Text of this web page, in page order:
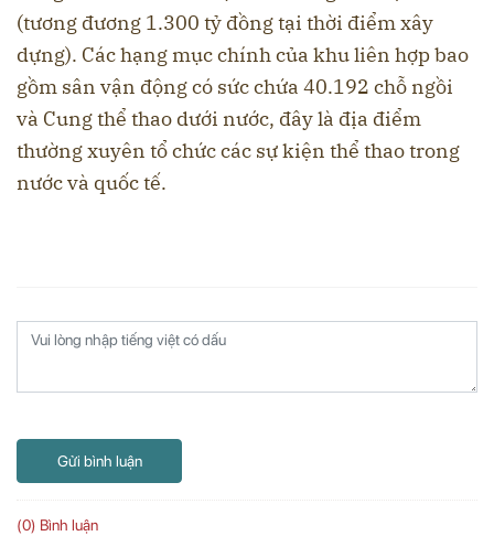
(tương đương 1.300 tỷ đồng tại thời điểm xây
dựng). Các hạng mục chính của khu liên hợp bao
gồm sân vận động có sức chứa 40.192 chỗ ngồi
và Cung thể thao dưới nước, đây là địa điểm
thường xuyên tổ chức các sự kiện thể thao trong
nước và quốc tế.
Gửi bình luận
(0) Bình luận